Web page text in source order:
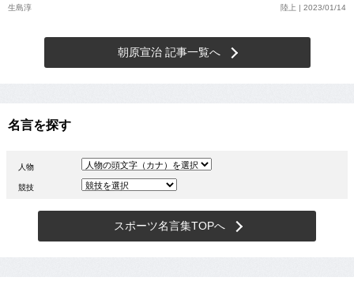
生島淳 陸上 | 2023/01/14
朝原宣治 記事一覧へ
名言を探す
人物
競技
スポーツ名言集TOPへ